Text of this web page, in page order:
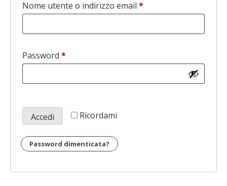
Nome utente o indirizzo email *Richiesto
Password *Richiesto
Ricordami
Accedi
Password dimenticata?